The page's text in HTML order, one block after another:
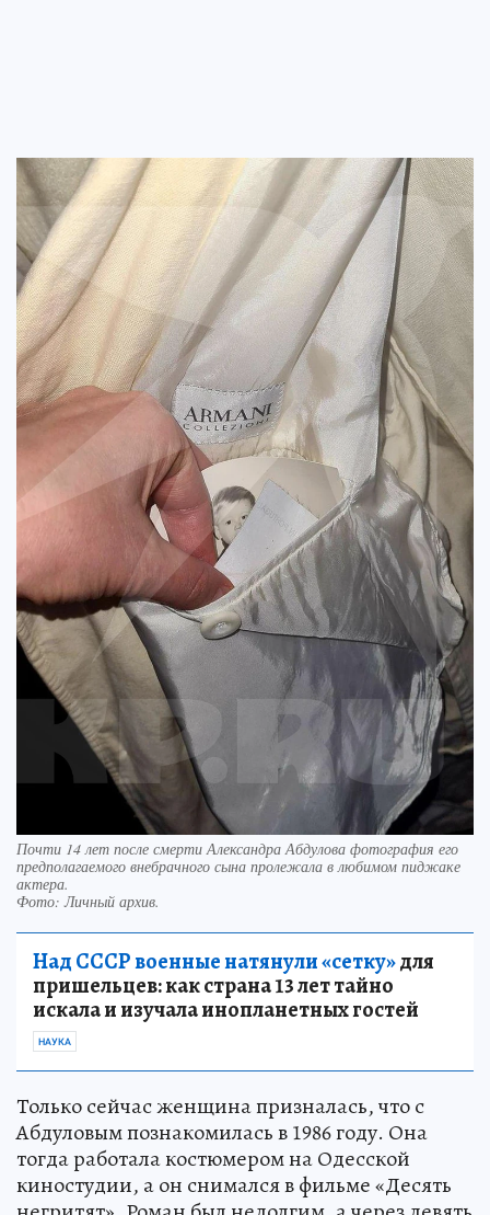
Почти 14 лет после смерти Александра Абдулова фотография его
предполагаемого внебрачного сына пролежала в любимом пиджаке
актера.
Фото:Личный архив.
Над СССР военные натянули «сетку»для
пришельцев: как страна 13 лет тайно
искала и изучала инопланетных гостей
НАУКА
Только сейчас женщина призналась, что с
Абдуловым познакомилась в 1986 году. Она
тогда работала костюмером на Одесской
киностудии, а он снимался в фильме «Десять